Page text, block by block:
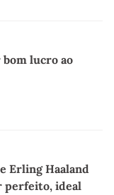
lucro ao
Erling Haaland
perfeito, ideal